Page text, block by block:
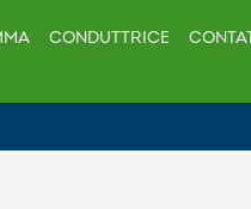
CONDUTTRICE